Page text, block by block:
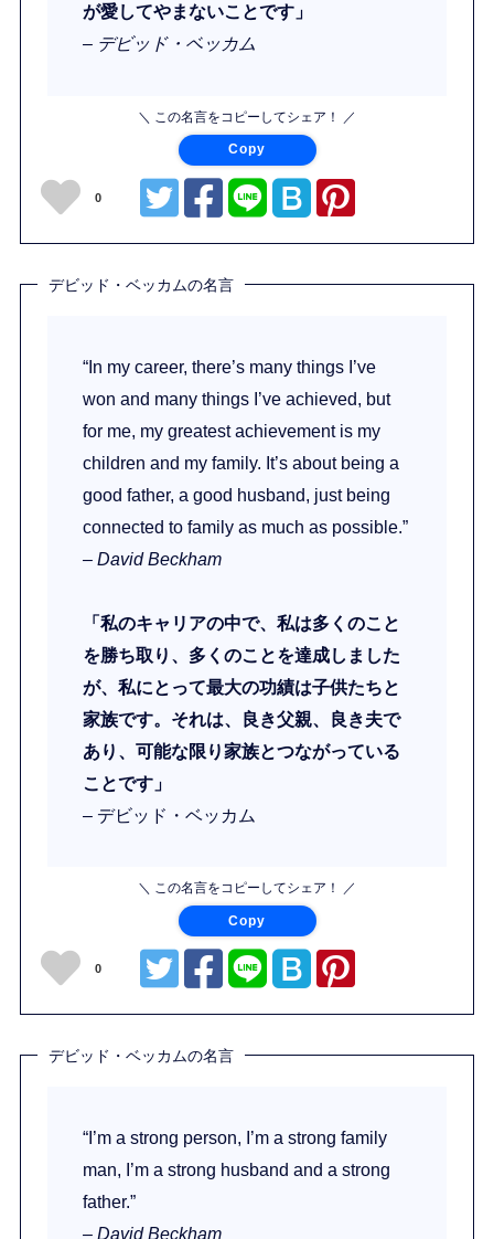
が愛してやまないことです」
– デビッド・ベッカム
＼ この名言をコピーしてシェア！ ／
Copy
0
デビッド・ベッカムの名言
“In my career, there’s many things I’ve
won and many things I’ve achieved, but
for me, my greatest achievement is my
children and my family. It’s about being a
good father, a good husband, just being
connected to family as much as possible.”
– David Beckham
「私のキャリアの中で、私は多くのこと
を勝ち取り、多くのことを達成しました
が、私にとって最大の功績は子供たちと
家族です。それは、良き父親、良き夫で
あり、可能な限り家族とつながっている
ことです」
– デビッド・ベッカム
＼ この名言をコピーしてシェア！ ／
Copy
0
デビッド・ベッカムの名言
“I’m a strong person, I’m a strong family
man, I’m a strong husband and a strong
father.”
– David Beckham